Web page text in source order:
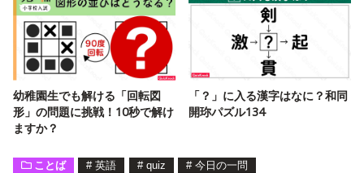
幼稚園生でも解ける「回転図
形」の問題に挑戦！10秒で解け
ますか？
「？」に入る漢字はなに？和同
開珎パズル134
ことば # 英語 # quiz # 今日の一問